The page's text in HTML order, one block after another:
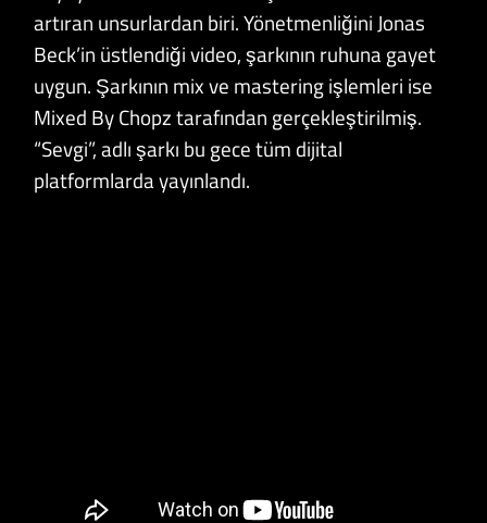
artıran unsurlardan biri. Yönetmenliğini Jonas
Beck’in üstlendiği video, şarkının ruhuna gayet
uygun. Şarkının mix ve mastering işlemleri ise
Mixed By Chopz tarafından gerçekleştirilmiş.
“Sevgi”, adlı şarkı bu gece tüm dijital
platformlarda yayınlandı.